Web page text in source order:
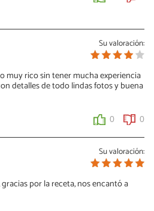
perfectos!
0 0
Su valoración:
muy rico sin tener mucha experiencia
detalles de todo lindas fotos y buena
0 0
Su valoración:
por la receta, nos encantó a